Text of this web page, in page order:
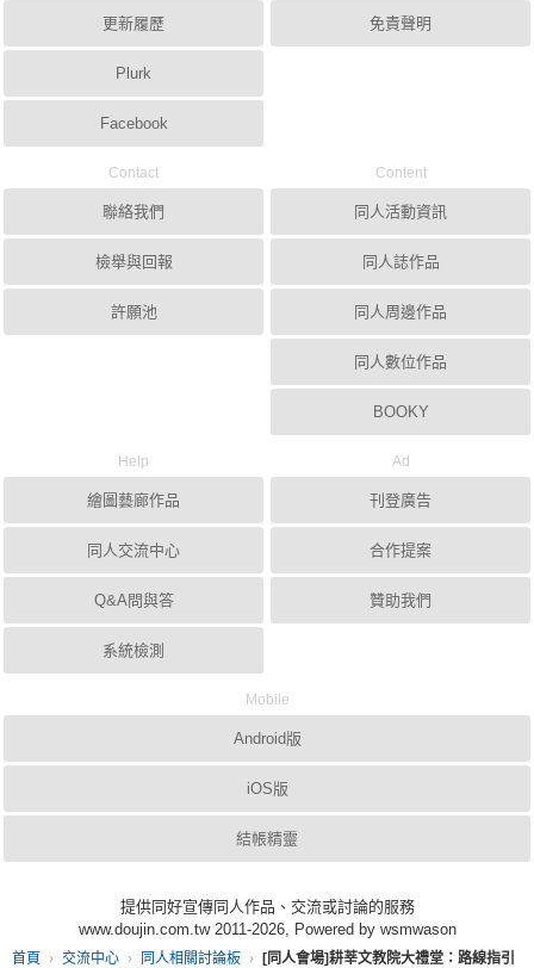
首頁 交流中心 同人相關討論板 [同人會場]耕莘文教院大禮堂：路線指引
更新履歷
Plurk
Facebook
免責聲明
Contact
聯絡我們
檢舉與回報
許願池
Content
同人活動資訊
同人誌作品
同人周邊作品
同人數位作品
BOOKY
Help
繪圖藝廊作品
同人交流中心
Q&A問與答
系統檢測
Ad
刊登廣告
合作提案
贊助我們
Mobile
Android版
iOS版
結帳精靈
提供同好宣傳同人作品、交流或討論的服務
www.doujin.com.tw 2011-2026, Powered by wsmwason